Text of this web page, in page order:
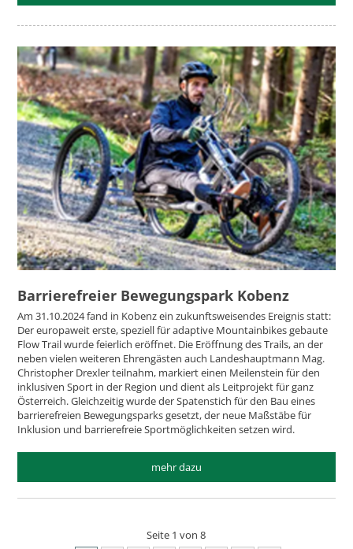
Barrierefreier Bewegungspark Kobenz
Am 31.10.2024 fand in Kobenz ein zukunftsweisendes Ereignis statt:
Der europaweit erste, speziell für adaptive Mountainbikes gebaute
Flow Trail wurde feierlich eröffnet. Die Eröffnung des Trails, an der
neben vielen weiteren Ehrengästen auch Landeshauptmann Mag.
Christopher Drexler teilnahm, markiert einen Meilenstein für den
inklusiven Sport in der Region und dient als Leitprojekt für ganz
Österreich. Gleichzeitig wurde der Spatenstich für den Bau eines
barrierefreien Bewegungsparks gesetzt, der neue Maßstäbe für
Inklusion und barrierefreie Sportmöglichkeiten setzen wird.
mehr dazu
Seite 1 von 8